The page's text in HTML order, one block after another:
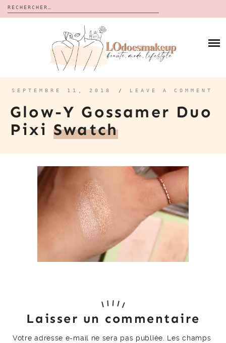
Rechercher :
CALENDRIERS DE L’AVENT
BON PLAN
À PROPOS
CONTACT
SEPTEMBRE 11, 2018 / LEAVE A COMMENT
Glow-Y Gossamer Duo
Pixi Swatch
Laisser un commentaire
Votre adresse e-mail ne sera pas publiée.
Les champs